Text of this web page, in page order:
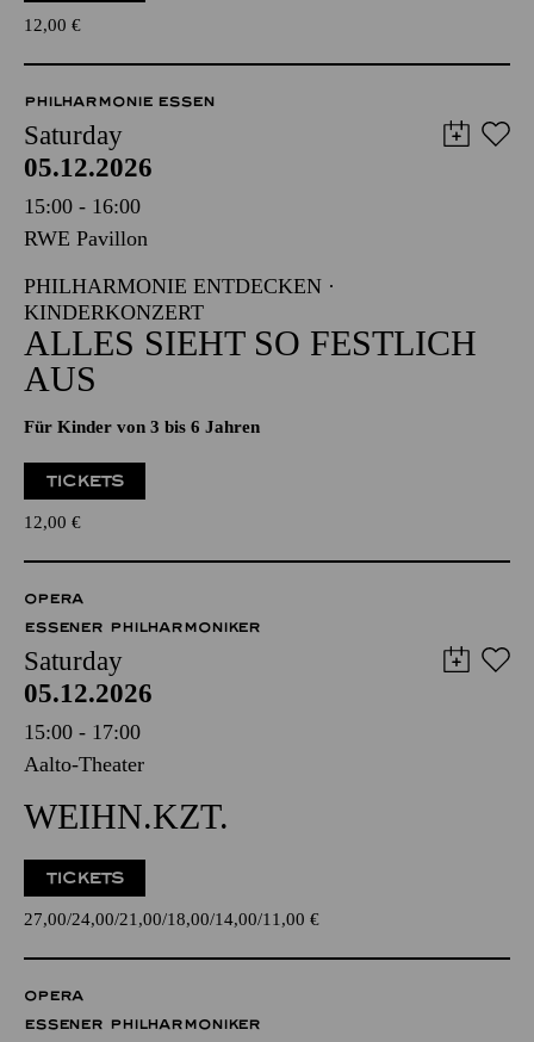
12,00 €
PHILHARMONIE ESSEN
Saturday
05.12.2026
15:00 - 16:00
RWE Pavillon
PHILHARMONIE ENTDECKEN ·
KINDERKONZERT
ALLES SIEHT SO FESTLICH
AUS
Für Kinder von 3 bis 6 Jahren
TICKETS
12,00 €
OPERA
ESSENER PHILHARMONIKER
Saturday
05.12.2026
15:00 - 17:00
Aalto-Theater
WEIHN.KZT.
TICKETS
27,00 24,00 21,00 18,00 14,00 11,00 €
OPERA
ESSENER PHILHARMONIKER